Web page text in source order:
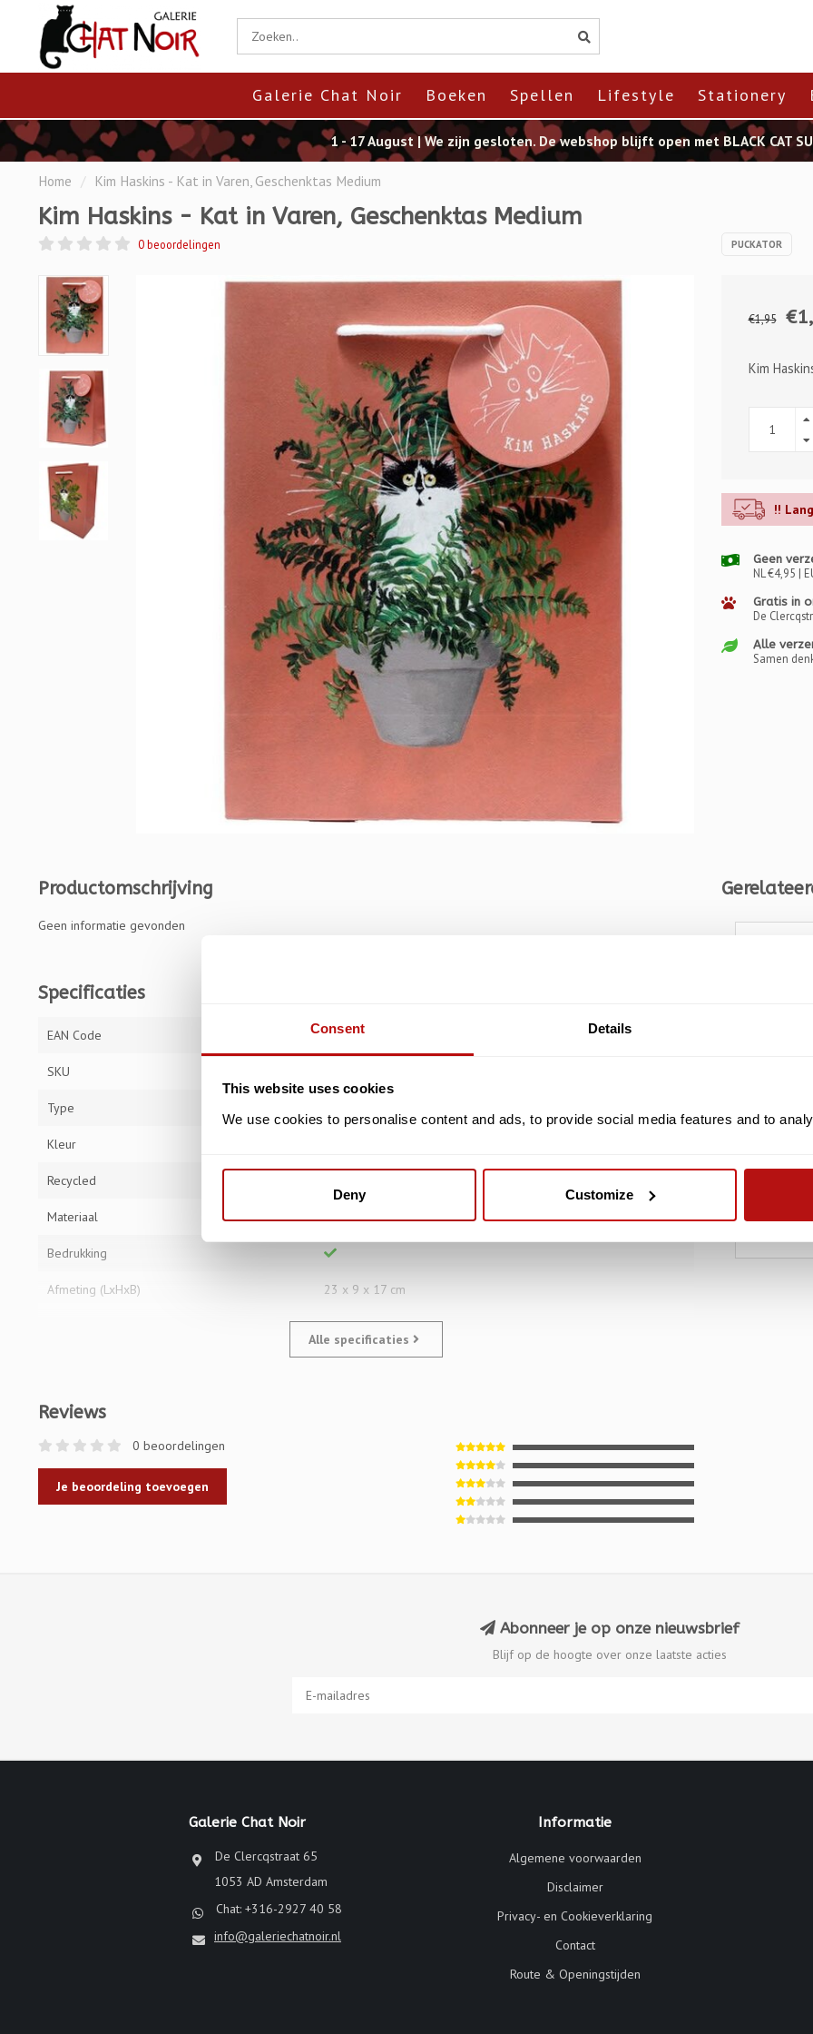
Consent Details
This website uses cookies
We use cookies to personalise content and ads, to provide social media features and to
Deny Customize
Galerie Chat Noir Boeken Spellen Lifestyle Stationery
1 - 17 August | We zijn gesloten. De webshop blijft open met BLACK CAT
Home / Kim Haskins - Kat in Varen, Geschenktas Medium
Kim Haskins - Kat in Varen, Geschenktas Medium
0 beoordelingen PUCKATOR
€1,95
Kim
!!
Geen
NL €4,95 |
Gratis in
De
Alle
Samen
Productomschrijving
Geen informatie gevonden
Specificaties
EAN Code 5055071777028
SKU
Type
Kleur
Recycled
Materiaal Karton 200g met Koord Handvaten
Bedrukking
Afmeting (LxHxB) 23 x 9 x 17 cm
Alle specificaties
Reviews
0 beoordelingen
Je beoordeling toevoegen
Abonneer je op onze nieuwsbrief
Blijf op de hoogte over onze laatste acties
Galerie Chat Noir
De Clercqstraat 65
1053 AD Amsterdam
Chat: +316-2927 40 58
info@galeriechatnoir.nl
Informatie
Algemene voorwaarden
Disclaimer
Privacy- en Cookieverklaring
Contact
Route & Openingstijden